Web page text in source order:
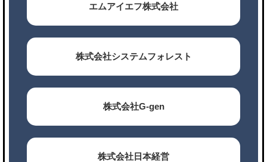
エムアイエフ株式会社
株式会社システムフォレスト
株式会社G-gen
株式会社日本経営